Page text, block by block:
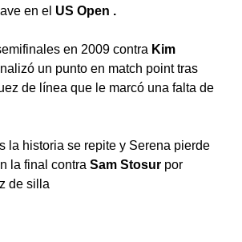
en el US Open .
en 2009 contra Kim
un punto en match point tras
de línea que le marcó una falta de
la historia se repite y Serena pierde
la final contra Sam Stosur por
de silla